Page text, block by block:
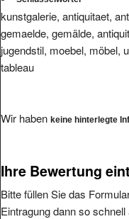
kunstgalerie, antiquitaet,
gemaelde, gemälde,
jugendstil, moebel, möbel,
tableau
Wir haben keine hinterlegte
Ihre Bewertung
Bitte füllen Sie das
Eintragung dann so